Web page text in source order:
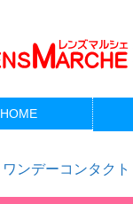
HOME
ワンデーコンタクト